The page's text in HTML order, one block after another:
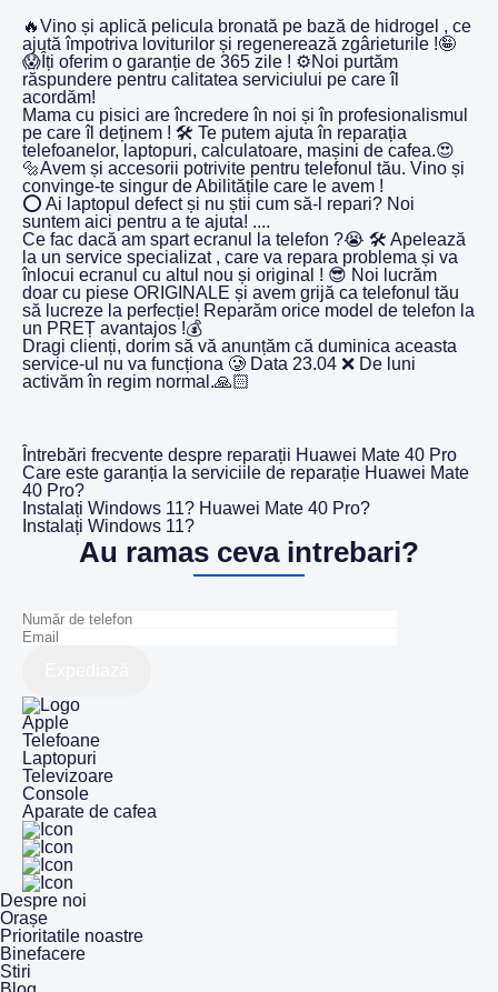
🔥Vino și aplică pelicula bronată pe bază de hidrogel , ce
ajută împotriva loviturilor și regenerează zgârieturile !🤪
😱Îți oferim o garanție de 365 zile ! ⚙️Noi purtăm
răspundere pentru calitatea serviciului pe care îl
acordăm!
Mama cu pisici are încredere în noi și în profesionalismul
pe care îl deținem ! 🛠️ Te putem ajuta în reparația
telefoanelor, laptopuri, calculatoare, mașini de cafea.😍
🔩Avem și accesorii potrivite pentru telefonul tău. Vino și
convinge-te singur de Abilitățile care le avem !
⭕️ Ai laptopul defect și nu știi cum să-l repari? Noi
suntem aici pentru a te ajuta! ....
Ce fac dacă am spart ecranul la telefon ?😭 🛠️ Apelează
la un service specializat , care va repara problema și va
înlocui ecranul cu altul nou și original ! 😎 Noi lucrăm
doar cu piese ORIGINALE și avem grijă ca telefonul tău
să lucreze la perfecție! Reparăm orice model de telefon la
un PREȚ avantajos !💰
Dragi clienți, dorim să vă anunțăm că duminica aceasta
service-ul nu va funcționa 🥲 Data 23.04 ❌ De luni
activăm în regim normal.🙏🏻
Întrebări frecvente despre reparații Huawei Mate 40 Pro
Care este garanția la serviciile de reparație Huawei Mate
40 Pro?
Instalați Windows 11? Huawei Mate 40 Pro?
Instalați Windows 11?
Au ramas ceva intrebari?
Apple
Telefoane
Laptopuri
Televizoare
Console
Aparate de cafea
Despre noi
Orașe
Prioritatile noastre
Binefacere
Stiri